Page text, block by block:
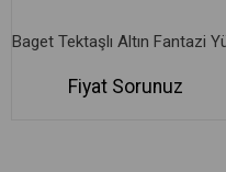
Fiyat Sorunuz